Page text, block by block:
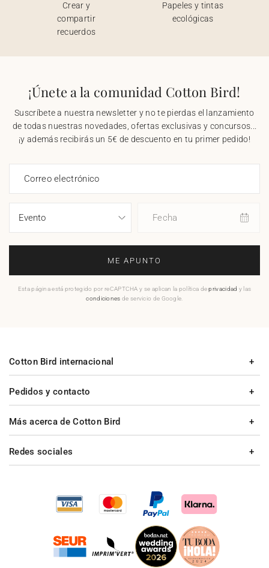
Crear y
compartir
recuerdos
Papeles y tintas
ecológicas
¡Únete a la comunidad Cotton Bird!
Suscríbete a nuestra newsletter y no te pierdas el lanzamiento
de todas nuestras novedades, ofertas exclusivas y concursos...
¡y además recibirás un 5€ de descuento en tu primer pedido!
Correo electrónico
Fecha
ME APUNTO
Esta página está protegido por reCAPTCHA y se aplican la política deprivacidad y las
condiciones de servicio de Google.
Pedidos y contacto
Más acerca de Cotton Bird
Cotton Bird internacional
Redes sociales